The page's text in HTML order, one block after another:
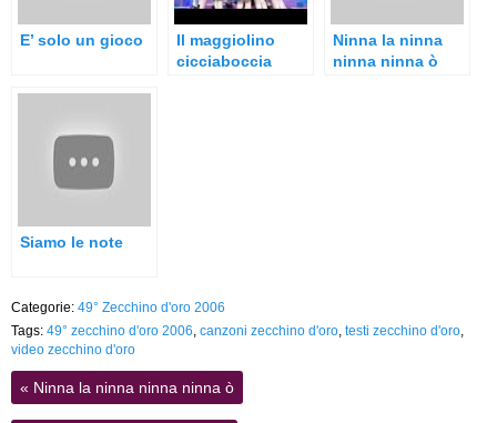
E’ solo un gioco
Il maggiolino
cicciaboccia
Ninna la ninna
ninna ninna ò
Siamo le note
Categorie: 49° Zecchino d'oro 2006
Tags: 49° zecchino d'oro 2006 canzoni zecchino d'oro testi zecchino d'oro
video zecchino d'oro
« Ninna la ninna ninna ninna ò